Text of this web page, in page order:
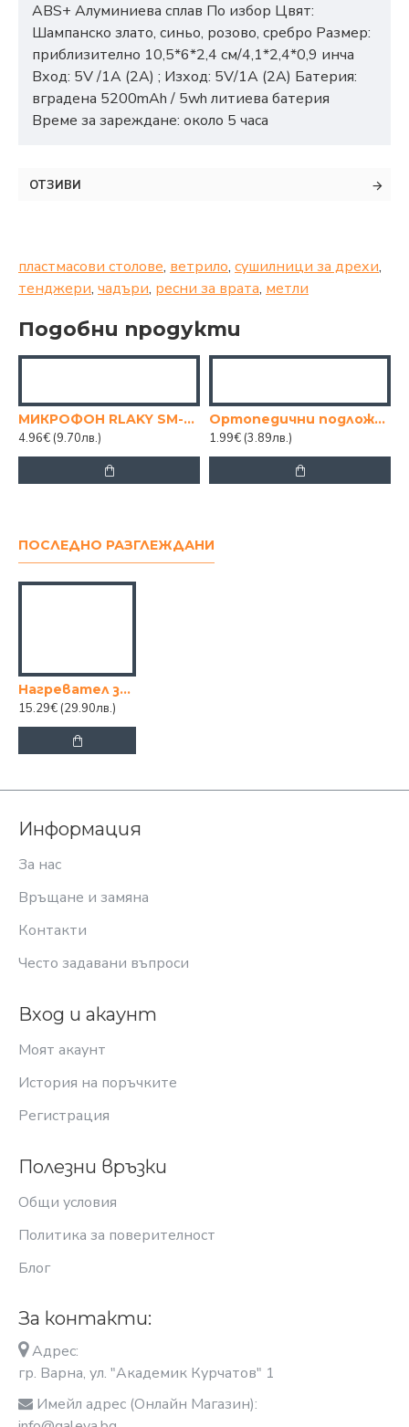
ABS+ Алуминиева сплав По избор Цвят:
Шампанско злато, синьо, розово, сребро Размер:
приблизително 10,5*6*2,4 см/4,1*2,4*0,9 инча
Вход: 5V /1A (2A) ; Изход: 5V/1A (2A) Батерия:
вградена 5200mAh / 5wh литиева батерия
Време за зареждане: около 5 часа
ОТЗИВИ
пластмасови столове, ветрило, сушилници за дрехи,
тенджери, чадъри, ресни за врата, метли
Подобни продукти
МИКРОФОН RLAKY SM-78B
4.96€ (9.70лв.)
Ортопедични подложки за крака
1.99€ (3.89лв.)
ПОСЛЕДНО РАЗГЛЕЖДАНИ
Hагревател за ръце USB зарядно за телефон
15.29€ (29.90лв.)
Информация
За нас
Връщане и замяна
Контакти
Често задавани въпроси
Вход и акаунт
Моят акаунт
История на поръчките
Регистрация
Полезни връзки
Общи условия
Политика за поверителност
Блог
За контакти:
Адрес:
гр. Варна, ул. "Академик Курчатов" 1
Имейл адрес (Онлайн Магазин):